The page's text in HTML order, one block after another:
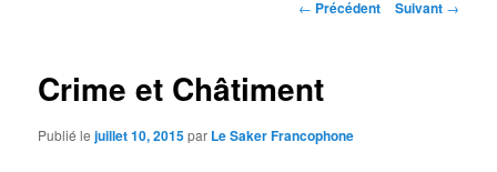
Navigation
← Précédent Suivant →
Crime et Châtiment
Publié lejuillet 10, 2015par Le Saker Francophone